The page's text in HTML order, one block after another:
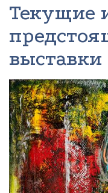
Текущие
выставки